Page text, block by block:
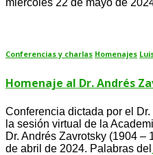
Conferencias y charlas Homenajes
Homenaje al Dr. Andrés
Conferencia dictada por el
la sesión virtual de la
Dr. Andrés Zavrotsky (1904
de abril de 2024. Palabras del